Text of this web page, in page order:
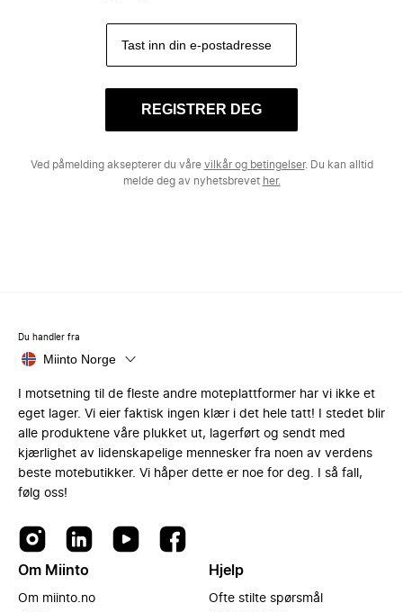
REGISTRER DEG
Ved påmelding aksepterer du våre vilkår og betingelser. Du kan alltid
melde deg av nyhetsbrevet her.
Du handler fra
Miinto Norge
I motsetning til de fleste andre moteplattformer har vi ikke et
eget lager. Vi eier faktisk ingen klær i det hele tatt! I stedet blir
alle produktene våre plukket ut, lagerført og sendt med
kjærlighet av lidenskapelige mennesker fra noen av verdens
beste motebutikker. Vi håper dette er noe for deg. I så fall,
følg oss!
Om Miinto
Om miinto.no
Hjelp
Ofte stilte spørsmål